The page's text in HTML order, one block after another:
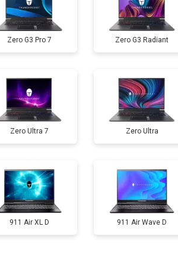
Ремонт мультиконтроллера
Замена жесткого диска HDD/SSD
Замена разъема HDMI
Замена тачпада
Замена клавиатуры
Замена аккумулятора
Zero G3 Pro 7 Zero G3 Radiant
Zero Ultra 7 Zero Ultra
911 Air XL D 911 Air Wave D